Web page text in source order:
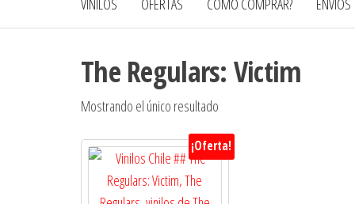
VINILOS OFERTAS CÓMO COMPRAR? ENVÍOS
The Regulars: Victim
Mostrando el único resultado
¡Oferta!